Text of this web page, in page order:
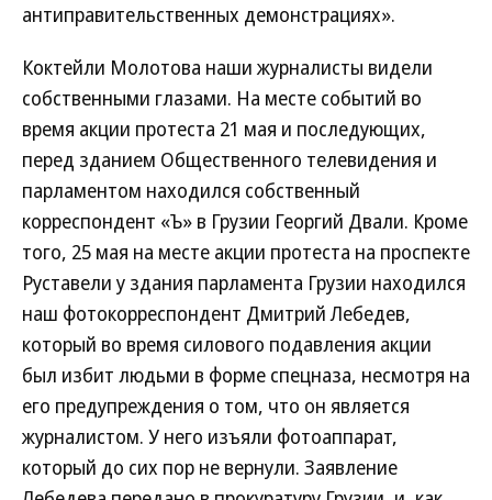
антиправительственных демонстрациях».
Коктейли Молотова наши журналисты видели
собственными глазами. На месте событий во
время акции протеста 21 мая и последующих,
перед зданием Общественного телевидения и
парламентом находился собственный
корреспондент «Ъ» в Грузии Георгий Двали. Кроме
того, 25 мая на месте акции протеста на проспекте
Руставели у здания парламента Грузии находился
наш фотокорреспондент Дмитрий Лебедев,
который во время силового подавления акции
был избит людьми в форме спецназа, несмотря на
его предупреждения о том, что он является
журналистом. У него изъяли фотоаппарат,
который до сих пор не вернули. Заявление